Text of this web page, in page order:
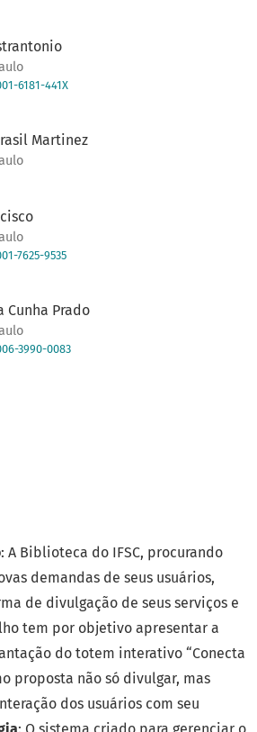
6181-441X
Martinez
7625-9535
Cunha Prado
3990-0083
: A Biblioteca do IFSC, procurando
demandas de seus usuários,
de divulgação de seus serviços e
tem por objetivo apresentar a
do totem interativo “Conecta
proposta não só divulgar, mas
dos usuários com seu